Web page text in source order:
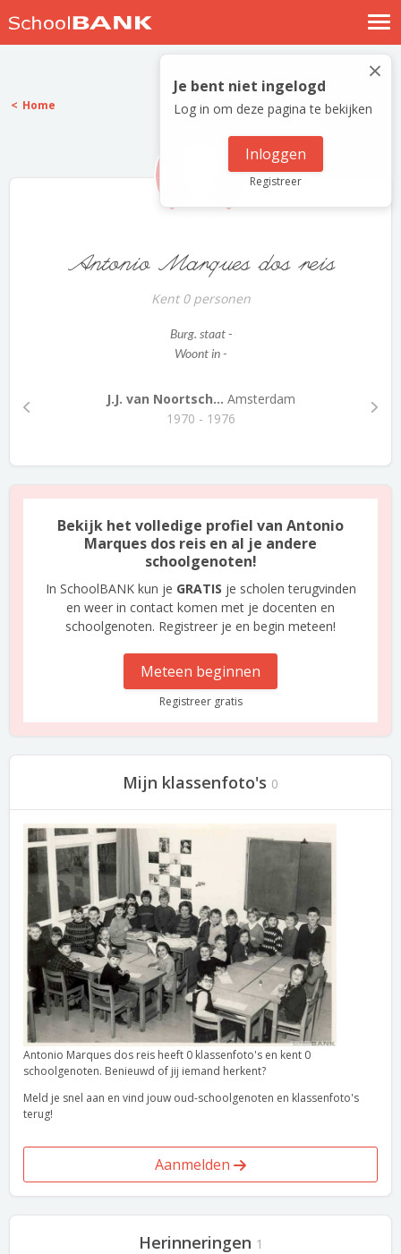
Nostalgische verhalen
Log in
Meld je gratis aan
×
Je bent niet ingelogd
Log in om deze pagina te bekijken
Inloggen
Registreer
Home
Antonio Marques dos reis
Kent 0 personen
Burg. staat -
Woont in -
J.J. van Noortsch... Amsterdam
1970 - 1976
Bekijk het volledige profiel van Antonio
Marques dos reis en al je andere
schoolgenoten!
In SchoolBANK kun je GRATIS je scholen terugvinden
en weer in contact komen met je docenten en
schoolgenoten. Registreer je en begin meteen!
Meteen beginnen
Registreer gratis
Mijn klassenfoto's 0
Antonio Marques dos reis heeft 0 klassenfoto's en kent 0
schoolgenoten. Benieuwd of jij iemand herkent?
Meld je snel aan en vind jouw oud-schoolgenoten en klassenfoto's
terug!
Aanmelden
Herinneringen 1